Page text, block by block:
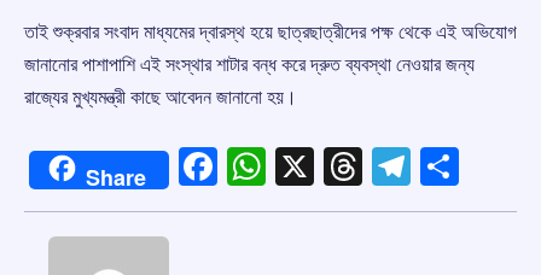
তাই শুক্রবার সংবাদ মাধ্যমের দ্বারস্থ হয়ে ছাত্রছাত্রীদের পক্ষ থেকে এই অভিযোগ
জানানোর পাশাপাশি এই সংস্থার শাটার বন্ধ করে দ্রুত ব্যবস্থা নেওয়ার জন্য
রাজ্যের মুখ্যমন্ত্রী কাছে আবেদন জানানো হয়।
Share Facebook
WhatsApp
X Threads